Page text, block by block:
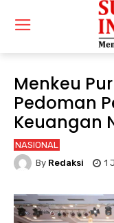
Menkeu
Pedoman
Keuangan
NASIONAL
By Redaksi 1